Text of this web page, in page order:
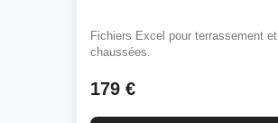
Fichiers Excel pour terrassement et
chaussées.
179 €